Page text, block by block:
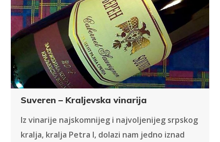
Suveren – Kraljevska vinarija
Iz vinarije najskomnijeg i najvoljenijeg srpskog
kralja, kralja Petra I, dolazi nam jedno iznad